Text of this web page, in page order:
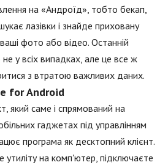
на «Андроїд», тобто бекап,
лазівки і знайде приховану
фото або відео. Останній
у всіх випадках, але це все ж
з втратою важливих даних.
for Android
який саме і спрямований на
гаджетах під управлінням
програма як десктопний клієнт.
на комп'ютер, підключаєте